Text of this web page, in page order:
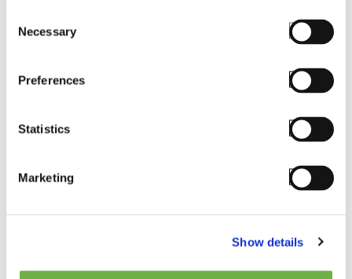
Selection
Necessary
Preferences
Statistics
Marketing
Show details
Company